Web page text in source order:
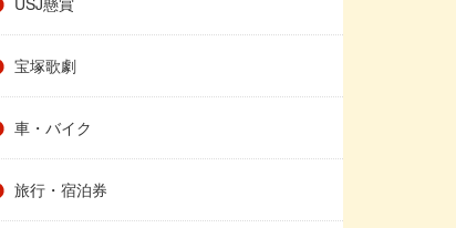
宝塚歌劇
車・バイク
旅行・宿泊券